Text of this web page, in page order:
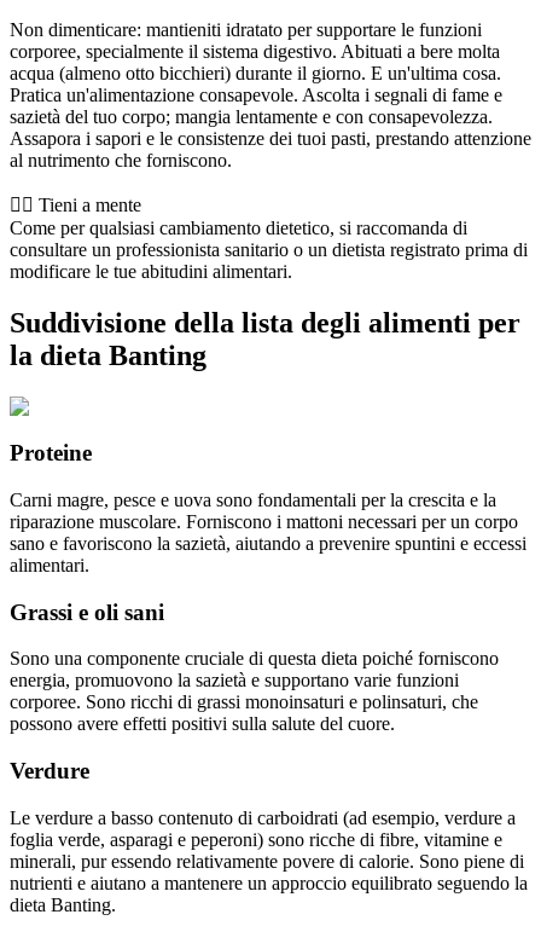
Non dimenticare: mantieniti idratato per supportare le funzioni
corporee, specialmente il sistema digestivo. Abituati a bere molta
acqua (almeno otto bicchieri) durante il giorno. E un'ultima cosa.
Pratica un'alimentazione consapevole. Ascolta i segnali di fame e
sazietà del tuo corpo; mangia lentamente e con consapevolezza.
Assapora i sapori e le consistenze dei tuoi pasti, prestando attenzione
al nutrimento che forniscono.
👨‍⚕️️ Tieni a mente
Come per qualsiasi cambiamento dietetico, si raccomanda di
consultare un professionista sanitario o un dietista registrato prima di
modificare le tue abitudini alimentari.
Suddivisione della lista degli alimenti per
la dieta Banting
Proteine
Carni magre, pesce e uova sono fondamentali per la crescita e la
riparazione muscolare. Forniscono i mattoni necessari per un corpo
sano e favoriscono la sazietà, aiutando a prevenire spuntini e eccessi
alimentari.
Grassi e oli sani
Sono una componente cruciale di questa dieta poiché forniscono
energia, promuovono la sazietà e supportano varie funzioni
corporee. Sono ricchi di grassi monoinsaturi e polinsaturi, che
possono avere effetti positivi sulla salute del cuore.
Verdure
Le verdure a basso contenuto di carboidrati (ad esempio, verdure a
foglia verde, asparagi e peperoni) sono ricche di fibre, vitamine e
minerali, pur essendo relativamente povere di calorie. Sono piene di
nutrienti e aiutano a mantenere un approccio equilibrato seguendo la
dieta Banting.